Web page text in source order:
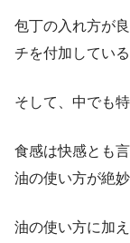
包丁の入れ方が
チを付加している
そして、中でも
食感は快感とも
油の使い方が絶妙
油の使い方に加